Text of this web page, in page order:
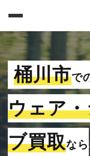
桶川市で
ウェア
ブ買取なら